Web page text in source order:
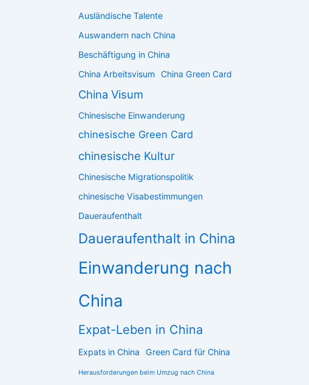
Ausländische Talente
Auswandern nach China
Beschäftigung in China
China Arbeitsvisum China Green Card
China Visum
Chinesische Einwanderung
chinesische Green Card
chinesische Kultur
Chinesische Migrationspolitik
chinesische Visabestimmungen
Daueraufenthalt
Daueraufenthalt in China
Einwanderung nach
China
Expat-Leben in China
Expats in China Green Card für China
Herausforderungen beim Umzug nach China